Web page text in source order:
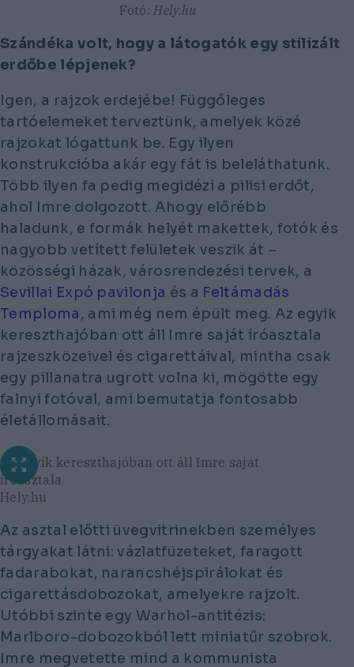
Fotó: Hely.hu
Szándéka volt, hogy a látogatók egy stilizált
erdőbe lépjenek?
Igen, a rajzok erdejébe! Függőleges
tartóelemeket terveztünk, amelyek közé
rajzokat lógattunk be. Egy ilyen
konstrukcióba akár egy fát is beleláthatunk.
Több ilyen fa pedig megidézi a pilisi erdőt,
ahol Imre dolgozott. Ahogy előrébb
haladunk, e formák helyét makettek, fotók és
nagyobb vetített felületek veszik át –
közösségi házak, városrendezési tervek, a
Sevillai Expó pavilonja és a Feltámadás
Temploma, ami még nem épült meg. Az egyik
kereszthajóban ott áll Imre saját íróasztala
rajzeszközeivel és cigarettáival, mintha csak
egy pillanatra ugrott volna ki, mögötte egy
falnyi fotóval, ami bemutatja fontosabb
életállomásait.
Az egyik kereszthajóban ott áll Imre saját
íróasztala
Hely.hu
Az asztal előtti üvegvitrinekben személyes
tárgyakat látni: vázlatfüzeteket, faragott
fadarabokat, narancshéjspirálokat és
cigarettásdobozokat, amelyekre rajzolt.
Utóbbi szinte egy Warhol-antitézis:
Marlboro-dobozokból lett miniatűr szobrok.
Imre megvetette mind a kommunista